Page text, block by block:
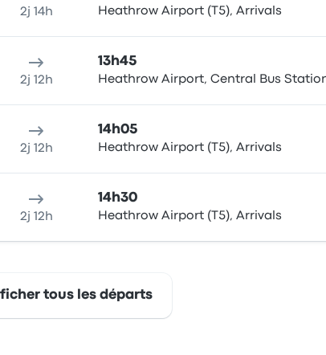
2j 14h Heathrow Airport (T5), Arrivals
2j 12h
13h45
Heathrow Airport, Central Bus
2j 12h
14h05
Heathrow Airport (T5), Arrivals
2j 12h
14h30
Heathrow Airport (T5), Arrivals
tous les départs